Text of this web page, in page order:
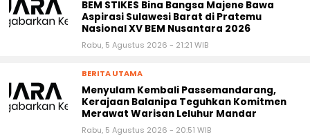
BEM STIKES Bina Bangsa Majene Bawa
Aspirasi Sulawesi Barat di Pratemu
Nasional XV BEM Nusantara 2026
Rabu, 5 Agustus 2026 - 21:21 WIB
BERITA UTAMA
Menyulam Kembali Passemandarang,
Kerajaan Balanipa Teguhkan Komitmen
Merawat Warisan Leluhur Mandar
Rabu, 5 Agustus 2026 - 20:51 WIB